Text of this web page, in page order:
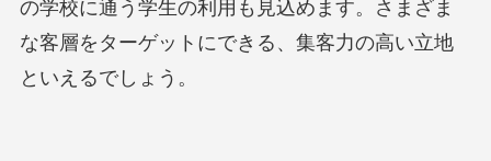
の学校に通う学生の利用も見込めます。さまざま
な客層をターゲットにできる、集客力の高い立地
といえるでしょう。